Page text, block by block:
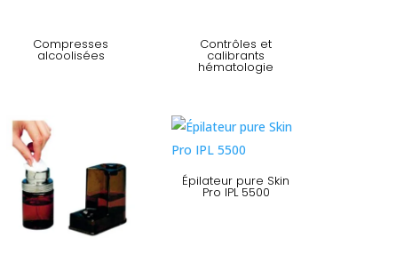
Compresses
alcoolisées
Contrôles et
calibrants
hématologie
Épilateur pure Skin
Pro IPL 5500